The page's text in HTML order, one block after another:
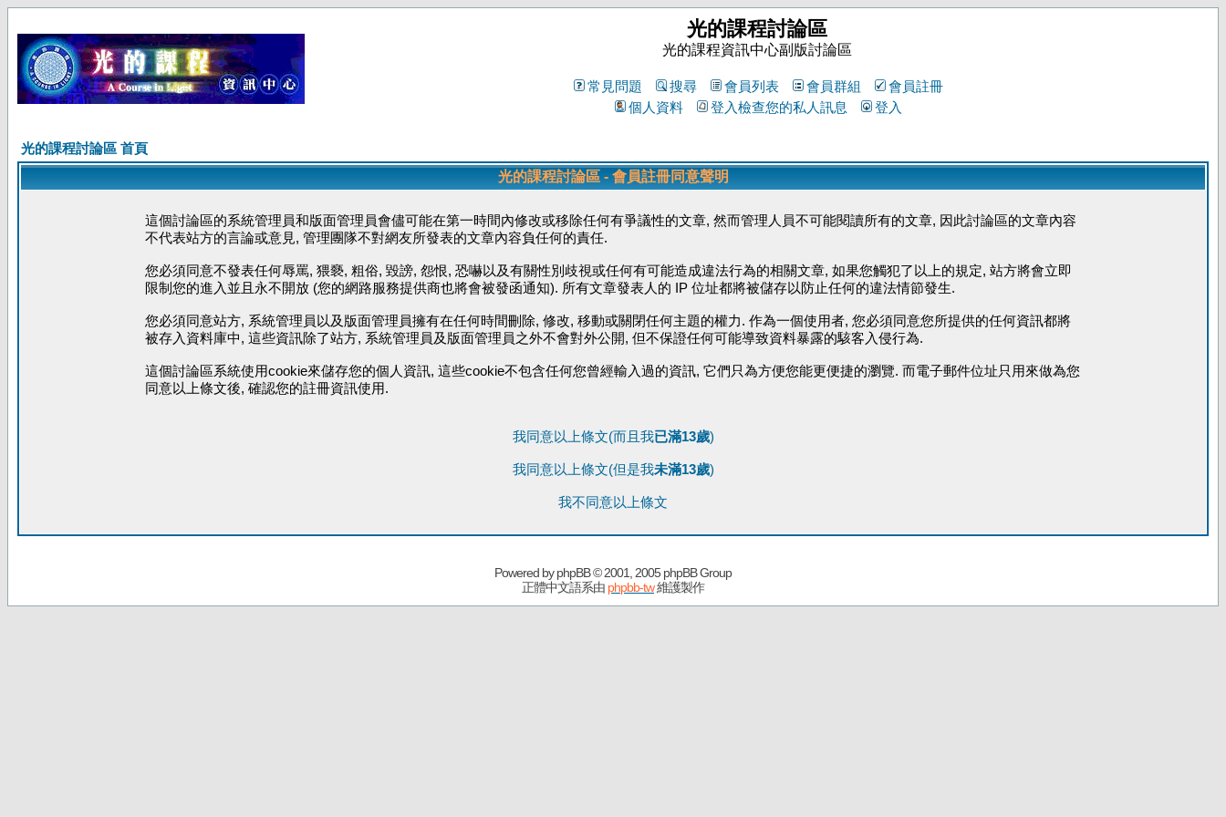
光的課程討論區
光的課程資訊中心副版討論區
常見問題 搜尋 會員列表 會員群組
會員註冊
個人資料
登入檢查您的私人訊息 登入
光的課程討論區 首頁
光的課程討論區 - 會員註冊同意聲明
這個討論區的系統管理員和版面管理員會儘可能在第一時間內修改或移除任何有爭議性的文章, 然而管理人員不可能閱讀所有的文章, 因此討論區的文章內容
不代表站方的言論或意見, 管理團隊不對網友所發表的文章內容負任何的責任.
您必須同意不發表任何辱罵, 猥褻, 粗俗, 毀謗, 怨恨, 恐嚇以及有關性別歧視或任何有可能造成違法行為的相關文章, 如果您觸犯了以上的規定, 站方將會立即
限制您的進入並且永不開放 (您的網路服務提供商也將會被發函通知). 所有文章發表人的 IP 位址都將被儲存以防止任何的違法情節發生.
您必須同意站方, 系統管理員以及版面管理員擁有在任何時間刪除, 修改, 移動或關閉任何主題的權力. 作為一個使用者, 您必須同意您所提供的任何資訊都將
被存入資料庫中, 這些資訊除了站方, 系統管理員及版面管理員之外不會對外公開, 但不保證任何可能導致資料暴露的駭客入侵行為.
這個討論區系統使用cookie來儲存您的個人資訊, 這些cookie不包含任何您曾經輸入過的資訊, 它們只為方便您能更便捷的瀏覽. 而電子郵件位址只用來做為您
同意以上條文後, 確認您的註冊資訊使用.
我同意以上條文(而且我已滿13歲)
我同意以上條文(但是我未滿13歲)
我不同意以上條文
Powered byphpBB© 2001, 2005 phpBB Group
正體中文語系由 phpbb-tw維護製作